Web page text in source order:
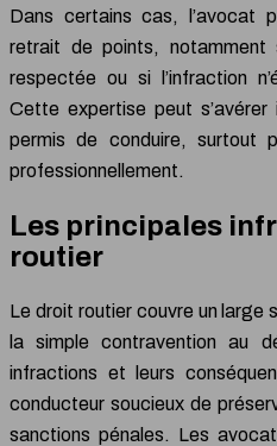
Dans certains cas, l’avocat
retrait de points, notamment
respectée ou si l’infraction
Cette expertise peut
permis de conduire, surtout
professionnellement.
Les principales
routier
Le droit routier couvre un large
la simple contravention au
infractions et leurs
conducteur soucieux de
sanctions pénales. Les